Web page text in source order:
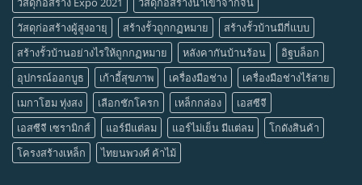
วัสดุก่อสร้างผู้สูงอายุ
สร้างรั้วถูกกฏหมาย
สร้างรั้วบ้านมีกี่แบบ
สร้างรั้วบ้านอย่างไรให้ถูกกฏหมาย
หลังคากันบ้านร้อน
อิฐบล็อก
อุปกรณ์ออกบูธ
เก้าอี้สุขภาพ เครื่องมือช่าง
เครื่องมือช่างไร้สาย
เมกาโฮม ทุ่งสง
เลือกชักโครก เหล็กกล่อง
เอสซีจี
เอสซีจี เซรามิกส์
แอร์มีแต่ลม แอร์ไม่เย็น มีแต่ลม
โกดังสินค้า
โครงสร้างเหล็ก
ไทยนพวงศ์ ค้าไม้